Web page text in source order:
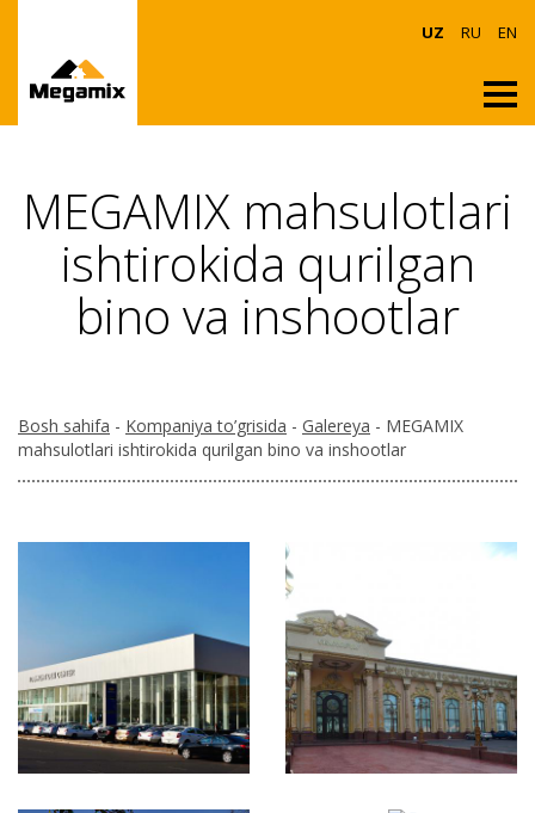
UZ RU EN
MEGAMIX mahsulotlari
ishtirokida qurilgan
bino va inshootlar
Bosh sahifa - Kompaniya to’grisida - Galereya - MEGAMIX
mahsulotlari ishtirokida qurilgan bino va inshootlar